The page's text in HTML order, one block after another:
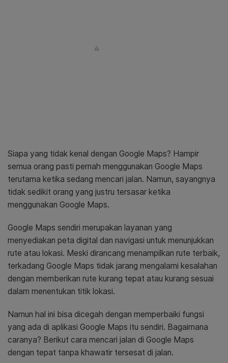
Siapa yang tidak kenal dengan Google Maps? Hampir
semua orang pasti pernah menggunakan Google Maps
terutama ketika sedang mencari jalan. Namun, sayangnya
tidak sedikit orang yang justru tersasar ketika
menggunakan Google Maps.
Google Maps sendiri merupakan layanan yang
menyediakan peta digital dan navigasi untuk menunjukkan
rute atau lokasi. Meski dirancang menampilkan rute terbaik,
terkadang Google Maps tidak jarang mengalami kesalahan
dengan memberikan rute kurang tepat atau kurang sesuai
dalam menentukan titik lokasi.
Namun hal ini bisa dicegah dengan memperbaiki fungsi
yang ada di aplikasi Google Maps itu sendiri. Bagaimana
caranya? Berikut cara mencari jalan di Google Maps
dengan tepat tanpa khawatir tersesat di jalan.